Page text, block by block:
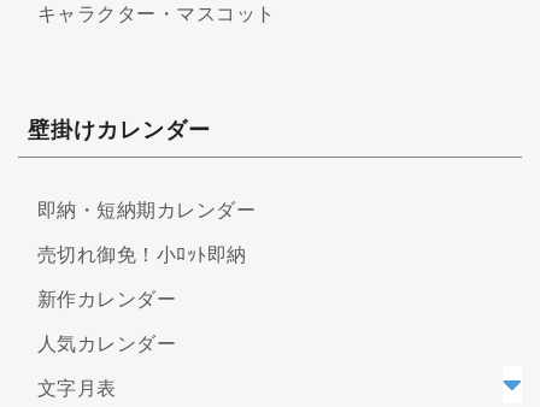
キャラクター・マスコット
壁掛けカレンダー
即納・短納期カレンダー
売切れ御免！小ﾛｯﾄ即納
新作カレンダー
人気カレンダー
文字月表